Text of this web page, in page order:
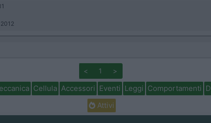
< 1 >
Cellula Accessori Eventi Leggi Comportamenti
Attivi